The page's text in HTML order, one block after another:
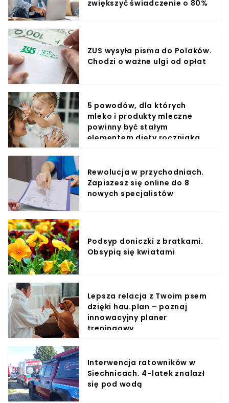
zwiększyć świadczenie o 80%
ZUS wysyła pisma do Polaków.
Chodzi o ważne ulgi od opłat
5 powodów, dla których
mleko i produkty mleczne
powinny być stałym
elementem diety roczniaka
Rewolucja w przychodniach.
Zapiszesz się online do 8
nowych specjalistów
Podsyp doniczki z bratkami.
Obsypią się kwiatami
Lepsza relacja z Twoim psem
dzięki hau.plan – poznaj
innowacyjny planer
treningowy
Interwencja ratowników w
Siechnicach. 4-latek znalazł
się pod wodą